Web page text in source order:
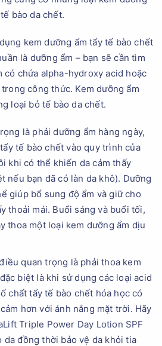
bào da chết.
kem dưỡng ẩm tẩy tế bào chết
là dưỡng ẩm – bạn sẽ cần tìm
có chứa alpha-hydroxy acid hoặc
công thức. Kem dưỡng ẩm
loại bỏ tế bào da chết.
là phải dưỡng ẩm hàng ngày,
tế bào chết vào quy trình của
khi có thể khiến da cảm thấy
nếu bạn đã có làn da khô). Dưỡng
giúp bổ sung độ ẩm và giữ cho
thoải mái. Buổi sáng và buổi tối,
thoa một loại kem dưỡng ẩm dịu
quan trọng là phải thoa kem
biệt là khi sử dụng các loại acid
chất tẩy tế bào chết hóa học có
hơn với ánh nắng mặt trời. Hãy
Triple Power Day Lotion SPF
da đồng thời bảo vệ da khỏi tia